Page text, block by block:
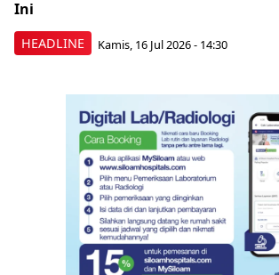
HEADLINE
Ini
Kamis, 16 Jul 2026 - 14:30